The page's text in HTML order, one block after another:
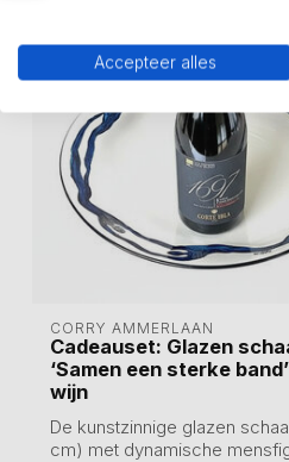
CORRY AMMERLAAN
Cadeauset: Glazen
‘Samen een sterke
wijn
De kunstzinnige glazen
cm) met dynamische
Accepteer alles